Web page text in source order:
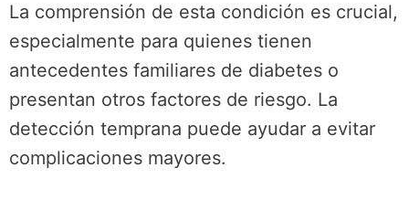
La comprensión de esta condición es crucial,
especialmente para quienes tienen
antecedentes familiares de diabetes o
presentan otros factores de riesgo. La
detección temprana puede ayudar a evitar
complicaciones mayores.